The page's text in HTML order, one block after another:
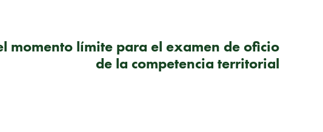
momento límite para el examen de oficio
de la competencia territorial